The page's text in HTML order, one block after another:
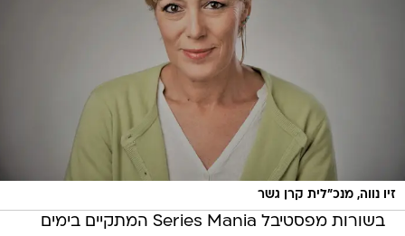
זיו נווה, מנכ"לית קרן גשר
בשורות מפסטיבל Series Mania המתקיים בימים